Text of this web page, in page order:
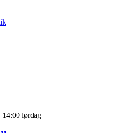
14:00 lørdag